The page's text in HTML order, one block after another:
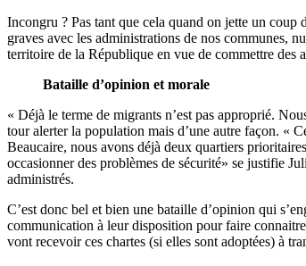
Incongru ? Pas tant que cela quand on jette un
graves avec les administrations de nos communes,
territoire de la République en vue de commettre des
Bataille d’opinion et morale
« Déjà le terme de migrants n’est pas approprié.
tour alerter la population mais d’une autre façon. «
Beaucaire, nous avons déjà deux quartiers
occasionner des problèmes de sécurité» se justifie
administrés.
C’est donc bel et bien une bataille d’opinion qui
communication à leur disposition pour faire
vont recevoir ces chartes (si elles sont adoptées) à